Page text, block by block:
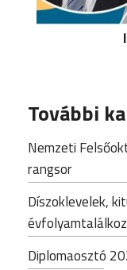
További
Nemzeti
rangsor
Díszoklevelek,
Diplomaosztó